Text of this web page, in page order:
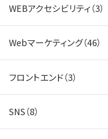
WEBアクセシビリティ（3）
Webマーケティング（46）
フロントエンド（3）
SNS（8）